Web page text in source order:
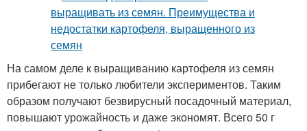
На самом деле к выращиванию картофеля из семян
прибегают не только любители экспериментов. Таким
образом получают безвирусный посадочный материал,
повышают урожайность и даже экономят. Всего 50 г